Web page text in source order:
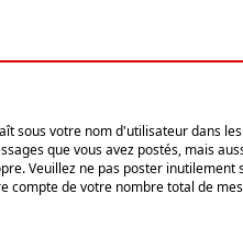
sous votre nom d'utilisateur dans
que vous avez postés, mais
Veuillez ne pas poster
compte de votre nombre total de